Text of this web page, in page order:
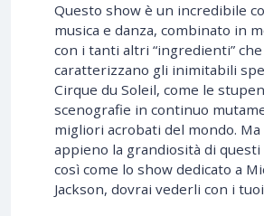
Questo show è un incredibile
musica e danza, combinato in
con i tanti altri “ingredienti” che
caratterizzano gli inimitabili
Cirque du Soleil, come le
scenografie in continuo
migliori acrobati del mondo.
appieno la grandiosità di
così come lo show dedicato a
Jackson, dovrai vederli con i